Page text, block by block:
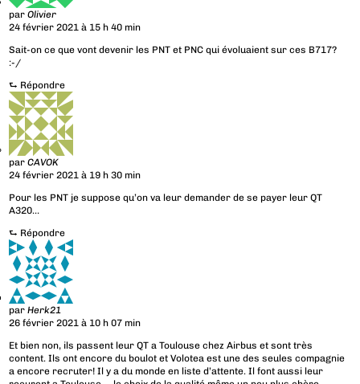
parOlivier
24 février 2021 à 15 h 40 min
Sait-on ce que vont devenir les PNT et PNC qui évoluaient sur ces B717?
:-/
⮑ Répondre
parCAVOK
24 février 2021 à 19 h 30 min
Pour les PNT je suppose qu’on va leur demander de se payer leur QT
A320…
⮑ Répondre
parHerk21
26 février 2021 à 10 h 07 min
Et bien non, ils passent leur QT a Toulouse chez Airbus et sont très
content. Ils ont encore du boulot et Volotea est une des seules compagnie
a encore recruter! Il y a du monde en liste d’attente. Il font aussi leur